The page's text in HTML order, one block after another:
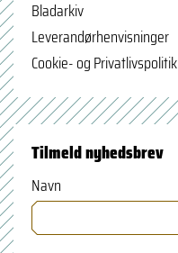
Bladarkiv
Leverandørhenvisninger
Cookie- og Privatlivspolitik
Tilmeld nyhedsbrev
Navn